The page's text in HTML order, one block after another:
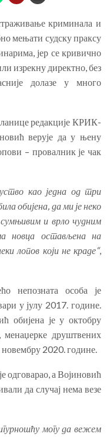
криминала и
мењати судску праксу
јер се кривично
изрекну директно, без
долазе у много
редакције КРИК-
верује да у њену
– провалник је чак
као једна од три
обијена, да ми је неко
и врло чудним
новца остављена на
лопов који не краде“,
непозната особа је
у јулу 2017. године.
обијена је у октобру
друштвених
новембру 2020. године.
одговарао, а Војиновић
да случај нема везе
могу да вежем